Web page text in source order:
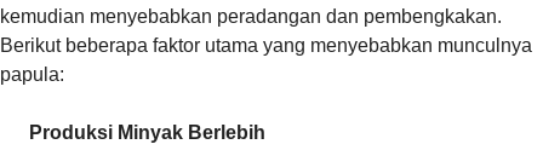
kemudian menyebabkan peradangan dan pembengkakan.
Berikut beberapa faktor utama yang menyebabkan munculnya
papula:
Produksi Minyak Berlebih